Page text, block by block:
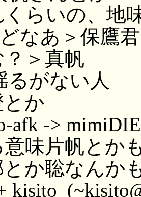
らいの、地
なあ＞保鷹君
＞真帆
るがない人
か
afk ->
味片帆とか
か聡なんか